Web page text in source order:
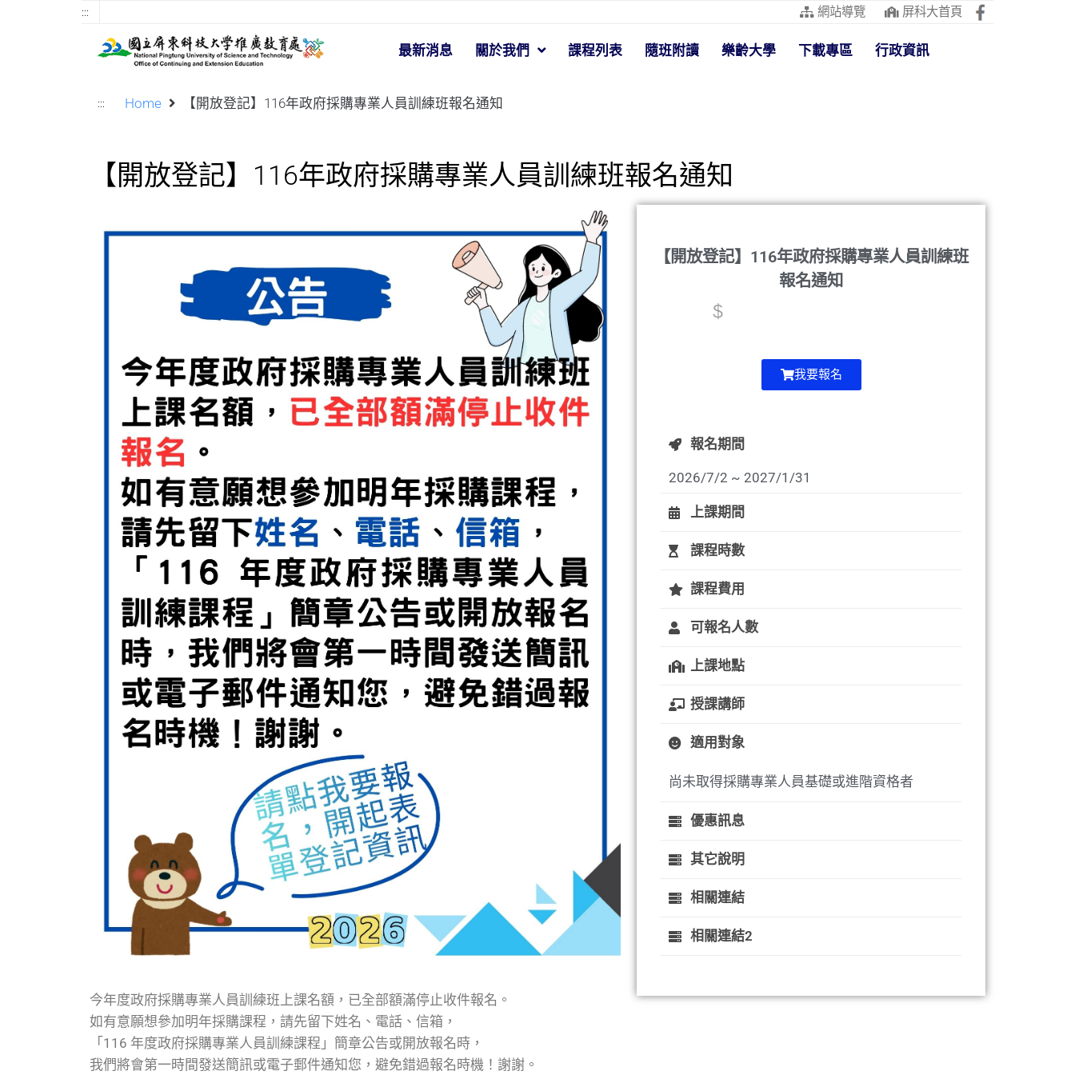
::: 網站導覽 屏科大首頁
最新消息 關於我們 課程列表 隨班附讀 樂齡大學 下載專區 行政資訊
::: Home 【開放登記】116年政府採購專業人員訓練班報名通知
【開放登記】116年政府採購專業人員訓練班報名通知
今年度政府採購專業人員訓練班上課名額，已全部額滿停止收件報名。
如有意願想參加明年採購課程，請先留下姓名、電話、信箱，
「116 年度政府採購專業人員訓練課程」簡章公告或開放報名時，
我們將會第一時間發送簡訊或電子郵件通知您，避免錯過報名時機！謝謝。
【開放登記】116年政府採購專業人員訓練班
報名通知
$
我要報名
報名期間
2026/7/2 ~ 2027/1/31
上課期間
課程時數
課程費用
可報名人數
上課地點
授課講師
適用對象
尚未取得採購專業人員基礎或進階資格者
優惠訊息
其它說明
相關連結
相關連結2